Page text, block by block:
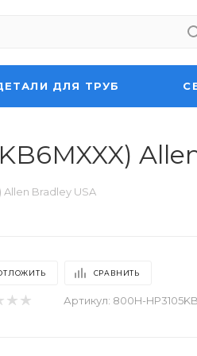
ДЛЯ ТРУБ
Allen Bradley USA
СРАВНИТЬ
Артикул: 800H-